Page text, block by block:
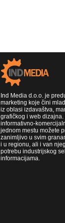
Ind Media d.o.o. je
marketing koje čini
iz oblasi izdavaštva,
grafičkog i web
informativno-
jednom mestu možete
zanimljivo u svim
i u regionu, ali i van
potrebu industrijskog
informacijama.